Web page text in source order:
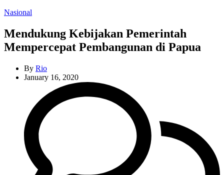
Categories
Nasional
Mendukung Kebijakan Pemerintah
Mempercepat Pembangunan di Papua
By Rio
January 16, 2020